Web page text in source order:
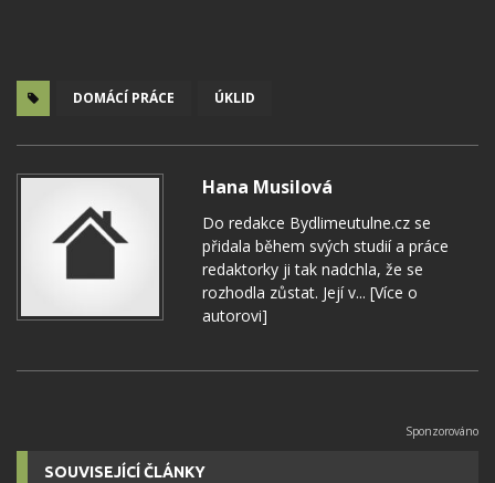
DOMÁCÍ PRÁCE ÚKLID
Hana Musilová
Do redakce Bydlimeutulne.cz se
přidala během svých studií a práce
redaktorky ji tak nadchla, že se
rozhodla zůstat. Její v... [Více o
autorovi]
SOUVISEJÍCÍ ČLÁNKY